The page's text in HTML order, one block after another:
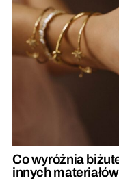
Co wyróżnia
innych